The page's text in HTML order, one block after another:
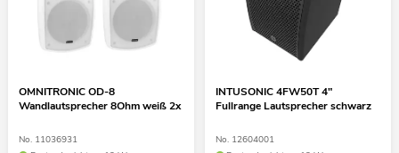
OMNITRONIC OD-8
Wandlautsprecher 8Ohm weiß 2x
No. 11036931
INTUSONIC 4FW50T 4"
Fullrange Lautsprecher schwarz
No. 12604001